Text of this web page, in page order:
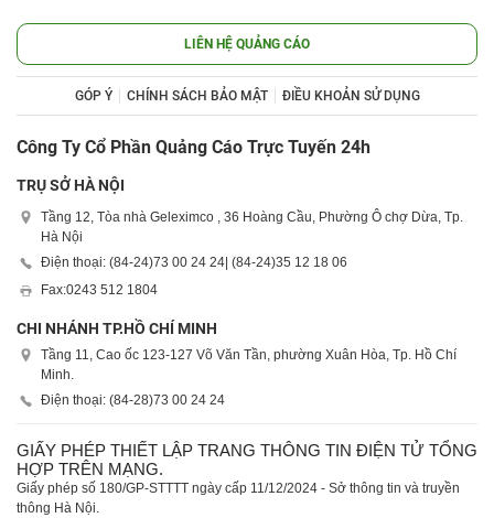
LIÊN HỆ QUẢNG CÁO
GÓP Ý CHÍNH SÁCH BẢO MẬT ĐIỀU KHOẢN SỬ DỤNG
Công Ty Cổ Phần Quảng Cáo Trực Tuyến 24h
TRỤ SỞ HÀ NỘI
Tầng 12, Tòa nhà Geleximco , 36 Hoàng Cầu, Phường Ô chợ Dừa, Tp.
Hà Nội
Điện thoại: (84-24)73 00 24 24 | (84-24)35 12 18 06
Fax:0243 512 1804
CHI NHÁNH TP.HỒ CHÍ MINH
Tầng 11, Cao ốc 123-127 Võ Văn Tần, phường Xuân Hòa, Tp. Hồ Chí
Minh.
Điện thoại: (84-28)73 00 24 24
GIẤY PHÉP THIẾT LẬP TRANG THÔNG TIN ĐIỆN TỬ TỔNG
HỢP TRÊN MẠNG.
Giấy phép số 180/GP-STTTT ngày cấp 11/12/2024 - Sở thông tin và truyền
thông Hà Nội.